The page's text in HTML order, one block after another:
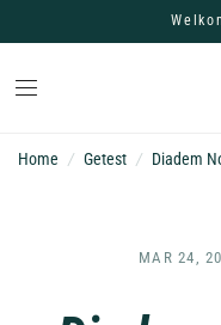
Home / Getest / Diadem
MAR 24,